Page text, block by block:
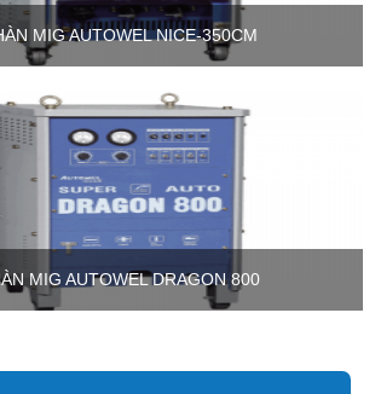
MIG AUTOWEL NICE-350CM
MIG AUTOWEL DRAGON 800